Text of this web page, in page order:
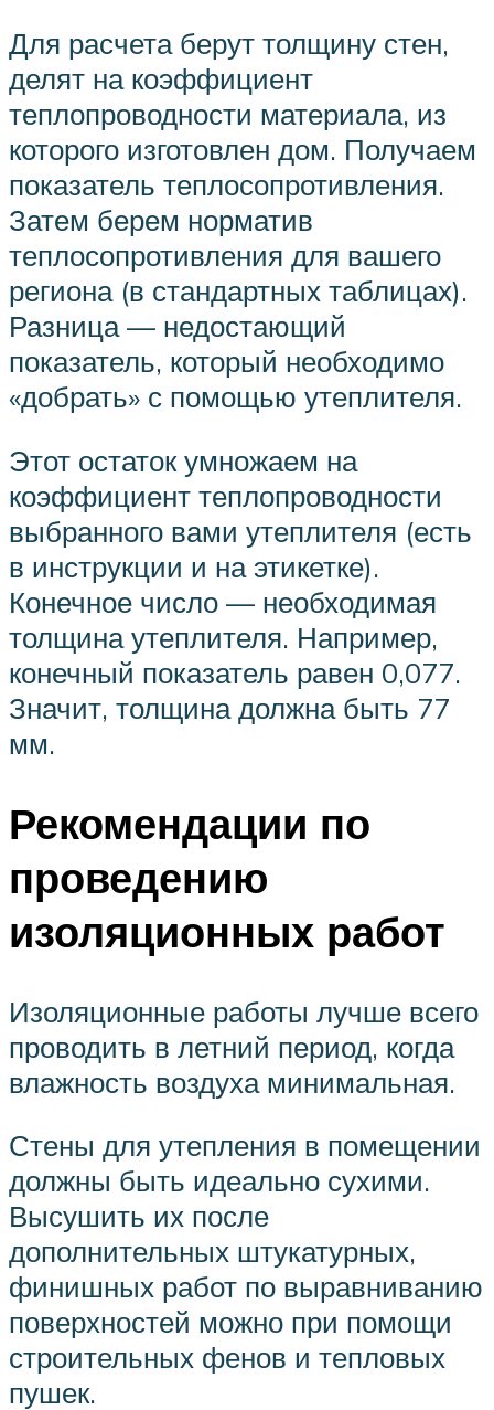
Для расчета берут толщину стен,
делят на коэффициент
теплопроводности материала, из
которого изготовлен дом. Получаем
показатель теплосопротивления.
Затем берем норматив
теплосопротивления для вашего
региона (в стандартных таблицах).
Разница — недостающий
показатель, который необходимо
«добрать» с помощью утеплителя.
Этот остаток умножаем на
коэффициент теплопроводности
выбранного вами утеплителя (есть
в инструкции и на этикетке).
Конечное число — необходимая
толщина утеплителя. Например,
конечный показатель равен 0,077.
Значит, толщина должна быть 77
мм.
Рекомендации по
проведению
изоляционных работ
Изоляционные работы лучше всего
проводить в летний период, когда
влажность воздуха минимальная.
Стены для утепления в помещении
должны быть идеально сухими.
Высушить их после
дополнительных штукатурных,
финишных работ по выравниванию
поверхностей можно при помощи
строительных фенов и тепловых
пушек.